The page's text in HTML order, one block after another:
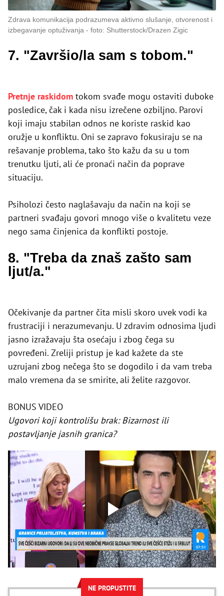
Zdrava komunikacija podrazumeva aktivno slušanje, otvorenost i
izbegavanje optuživanja
foto: Shutterstock/Drazen Zigic
7. "Završio/la sam s tobom."
Pretnje raskidom tokom svađe mogu ostaviti duboke
posledice, čak i kada nisu izrečene ozbiljno. Parovi
koji imaju stabilan odnos ne koriste raskid kao
oružje u konfliktu. Oni se zapravo fokusiraju se na
rešavanje problema, tako što kažu da su u tom
trenutku ljuti, ali će pronaći način da poprave
situaciju.
Psiholozi često naglašavaju da način na koji se
partneri svađaju govori mnogo više o kvalitetu veze
nego sama činjenica da konflikti postoje.
8. "Treba da znaš zašto sam
ljut/a."
Očekivanje da partner čita misli skoro uvek vodi ka
frustraciji i nerazumevanju. U zdravim odnosima ljudi
jasno izražavaju šta osećaju i zbog čega su
povređeni. Zreliji pristup je kad kažete da ste
uzrujani zbog nečega što se dogodilo i da vam treba
malo vremena da se smirite, ali želite razgovor.
BONUS VIDEO
Ugovori koji kontrolišu brak: Bizarnost ili
postavljanje jasnih granica?
NE PROPUSTITE